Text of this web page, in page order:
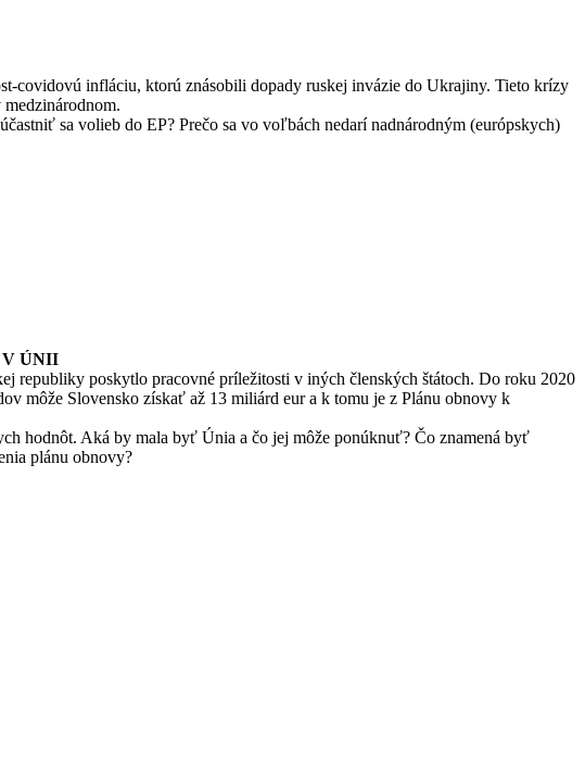
covidovú infláciu, ktorú znásobili dopady ruskej invázie do Ukrajiny. Tieto krízy
sa volieb do EP? Prečo sa vo voľbách nedarí nadnárodným (európskych)
V ÚNII
republiky poskytlo pracovné príležitosti v iných členských štátoch. Do roku 2020
môže Slovensko získať až 13 miliárd eur a k tomu je z Plánu obnovy k
hodnôt. Aká by mala byť Únia a čo jej môže ponúknuť? Čo znamená byť
plánu obnovy?